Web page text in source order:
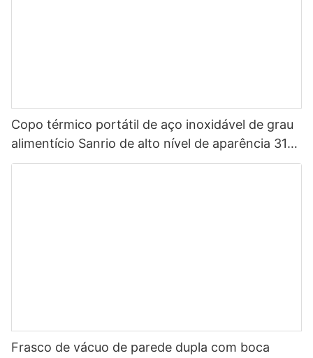
Copo térmico portátil de aço inoxidável de grau
alimentício Sanrio de alto nível de aparência 316
para crianças
Frasco de vácuo de parede dupla com boca